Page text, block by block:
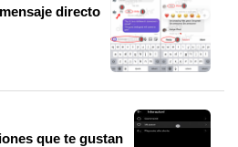
directo
que te gustan